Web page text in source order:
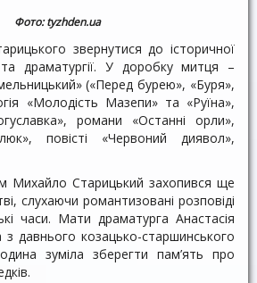
Фото: tyzhden.ua
звернутися до історичної
драматургії. У доробку митця –
(«Перед бурею», «Буря»,
«Молодість Мазепи» та «Руїна»,
романи «Останні орли»,
повісті «Червоний диявол»,
Михайло Старицький захопився ще
слухаючи романтизовані розповіді
часи. Мати драматурга Анастасія
з давнього козацько-старшинського
зуміла зберегти пам’ять про